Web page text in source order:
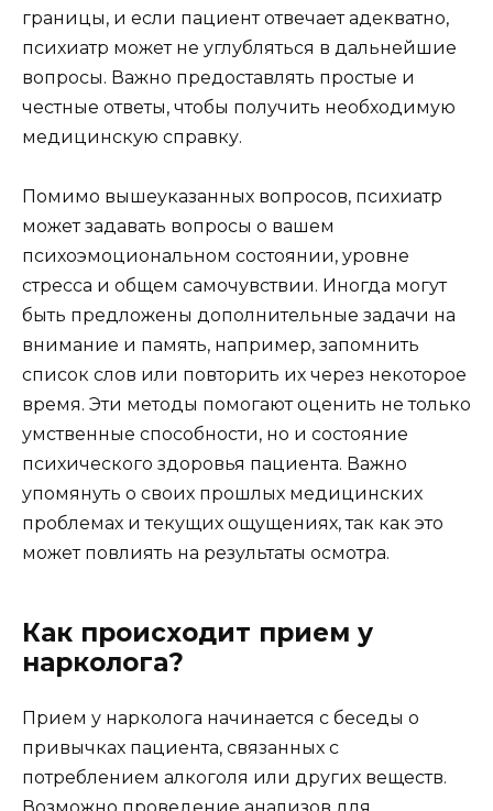
границы, и если пациент отвечает адекватно,
психиатр может не углубляться в дальнейшие
вопросы. Важно предоставлять простые и
честные ответы, чтобы получить необходимую
медицинскую справку.
Помимо вышеуказанных вопросов, психиатр
может задавать вопросы о вашем
психоэмоциональном состоянии, уровне
стресса и общем самочувствии. Иногда могут
быть предложены дополнительные задачи на
внимание и память, например, запомнить
список слов или повторить их через некоторое
время. Эти методы помогают оценить не только
умственные способности, но и состояние
психического здоровья пациента. Важно
упомянуть о своих прошлых медицинских
проблемах и текущих ощущениях, так как это
может повлиять на результаты осмотра.
Как происходит прием у
нарколога?
Прием у нарколога начинается с беседы о
привычках пациента, связанных с
потреблением алкоголя или других веществ.